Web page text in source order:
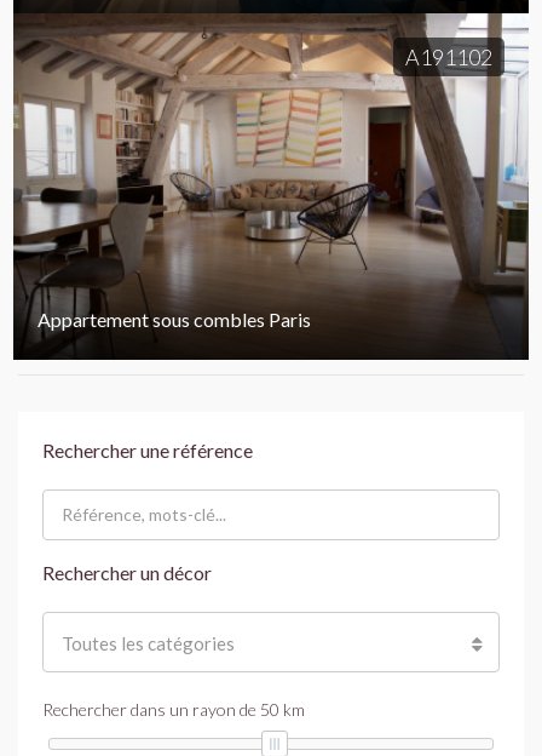
A191102
Appartement sous combles Paris
Rechercher une référence
Rechercher un décor
Toutes les catégories
Rechercher dans un rayon de 50 km